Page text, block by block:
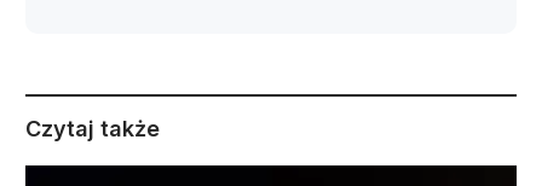
Czytaj także